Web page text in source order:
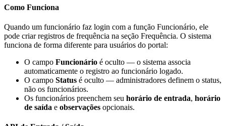
Como Funciona
Quando um funcionário faz login com a função Funcionário, ele
pode criar registros de frequência na seção Frequência. O sistema
funciona de forma diferente para usuários do portal:
O campo Funcionário é oculto — o sistema associa
automaticamente o registro ao funcionário logado.
O campo Status é oculto — administradores definem o status,
não os funcionários.
Os funcionários preenchem seu horário de entrada, horário
de saída e observações opcionais.